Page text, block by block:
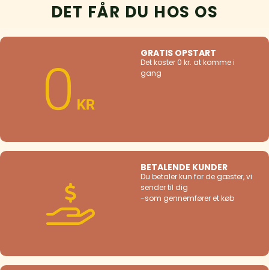
DET FÅR DU HOS OS
GRATIS OPSTART
Det koster 0 kr. at komme i
gang
BETALENDE KUNDER
Du betaler kun for de gæster, vi
sender til dig
-som gennemfører et køb